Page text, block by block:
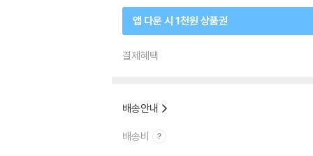
앱 다운 시 1천원 상품권
결제혜택
배송안내
배송비